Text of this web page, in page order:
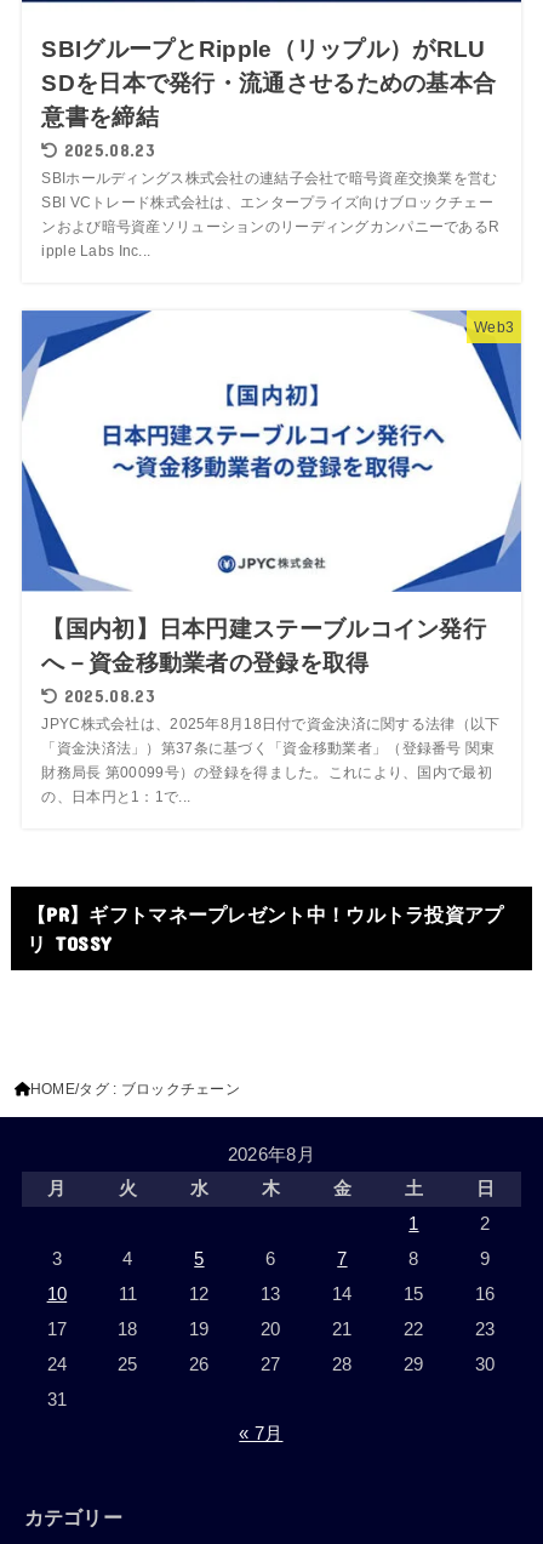
SBIグループとRipple（リップル）がRLU
SDを日本で発行・流通させるための基本合
意書を締結
2025.08.23
SBIホールディングス株式会社の連結子会社で暗号資産交換業を営む
SBI VCトレード株式会社は、エンタープライズ向けブロックチェー
ンおよび暗号資産ソリューションのリーディングカンパニーであるR
ipple Labs Inc...
Web3
【国内初】日本円建ステーブルコイン発行
へ－資金移動業者の登録を取得
2025.08.23
JPYC株式会社は、2025年8月18日付で資金決済に関する法律（以下
「資金決済法」）第37条に基づく「資金移動業者」（登録番号 関東
財務局長 第00099号）の登録を得ました。これにより、国内で最初
の、日本円と1：1で...
【PR】ギフトマネープレゼント中！ウルトラ投資アプ
リ TOSSY
HOME タグ : ブロックチェーン
2026年8月
月
火 水 木 金 土
日
1
2
3
4 5 6 7 8
9
10
11 12 13 14 15
16
17
18 19 20 21 22
23
24
25 26 27 28 29
30
31
« 7月
カテゴリー